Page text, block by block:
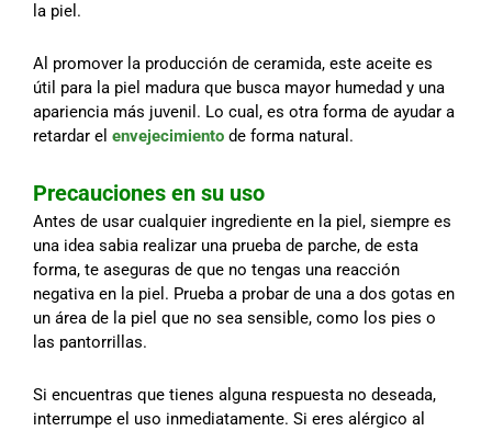
la piel.
Al promover la producción de ceramida, este aceite es
útil para la piel madura que busca mayor humedad y una
apariencia más juvenil. Lo cual, es otra forma de ayudar a
retardar el envejecimiento de forma natural.
Precauciones en su uso
Antes de usar cualquier ingrediente en la piel, siempre es
una idea sabia realizar una prueba de parche, de esta
forma, te aseguras de que no tengas una reacción
negativa en la piel. Prueba a probar de una a dos gotas en
un área de la piel que no sea sensible, como los pies o
las pantorrillas.
Si encuentras que tienes alguna respuesta no deseada,
interrumpe el uso inmediatamente. Si eres alérgico al